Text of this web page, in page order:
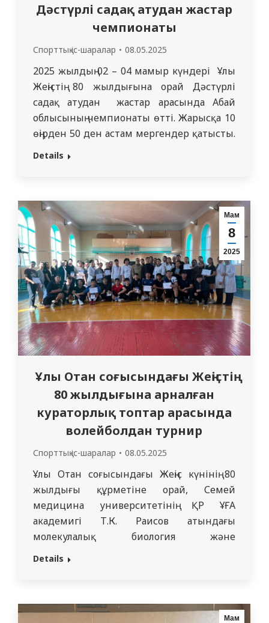
Дәстүрлі садақ атудан жастар
чемпионаты
Спорттық іс-шаралар 08.05.2025
2025 жылдың 02 – 04 мамыр күндері Ұлы
Жеңістің 80 жылдығына орай Дәстүрлі
садақ атудан жастар арасында Абай
облысының чемпионаты өтті. Жарысқа 10
өңірден 50 ден астам мергендер қатысты.
Сайыста «Жалпы медицина» білім беру
Азия» нысанасы (40 м) -1…
Details
Мам
8
2025
Ұлы Отан соғысындағы Жеңістің
80 жылдығына арналған
кураторлық топтар арасында
волейболдан турнир
Спорттық іс-шаралар 08.05.2025
Ұлы Отан соғысындағы Жеңіс күнінің 80
жылдығы құрметіне орай, Семей
медицина университетінің ҚР ҰҒА
академигі Т.К. Раисов атындағы
молекулалық биология және
медициналық генетика кафедрасы мен
Турнирге “Медицина” ББ 1101, 1102, 1103,
Details
Мам